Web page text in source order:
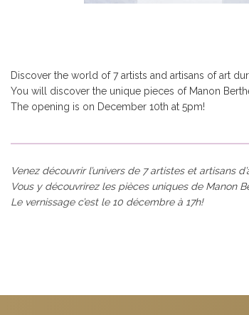
Discover the world of 7 artists and artisans of art
You will discover the unique pieces of Manon
The opening is on December 10th at 5pm!
Venez découvrir l’univers de 7 artistes et artisans
Vous y découvrirez les pièces uniques de Manon
Le vernissage c’est le 10 décembre à 17h!